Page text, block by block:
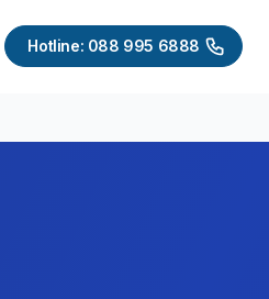
Hotline: 088 995 6888